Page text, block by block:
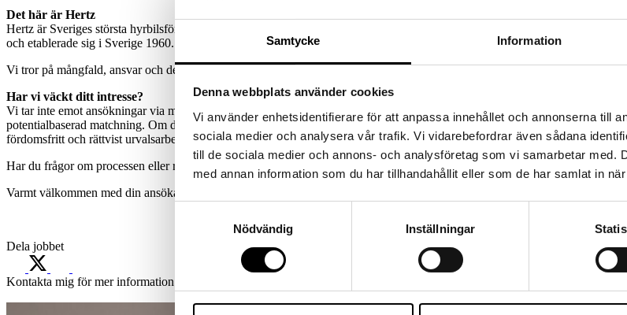
Samtycke Information
Denna webbplats använder cookies
Vi använder enhetsidentifierare för att anpassa innehållet och annonserna till
sociala medier och analysera vår trafik. Vi vidarebefordrar även sådana
till de sociala medier och annons- och analysföretag som vi samarbetar med.
med annan information som du har tillhandahållit eller som de har samlat in
Nödvändig
Inställningar
Det här är Hertz
Hertz är Sveriges största hyrbilsföretag med 220 kontor i landet och en ledande aktör inom mobilitet. Vi erbjuder allt från
och etablerade sig i Sverige 1960. Hos oss möts du av ett familjärt företag med ett starkt samhällsengagemang – vi stödjer
Vi tror på mångfald, ansvar och delaktighet. Därför kallas alla våra medarbetare för Medansvariga – med möjlighet att
Har vi väckt ditt intresse?
Vi tar inte emot ansökningar via mail, utan du söker enkelt med ditt CV eller din LinkedIn-profil på wise.se. Vi arbetar med
potentialbaserad matchning. Om du går vidare i processen kommer du inom några dagar att få genomföra två
fördomsfritt och rättvist urvalsarbete. Vill du veta mer om vårt tillvägagångssätt, läs mer här –https://www.wise.se/artiklar/
Har du frågor om processen eller rollen? Kontakta ansvarig rekryteringskonsult Oscar Dahl påoscar.dahl@wise.se
. Vi
Varmt välkommen med din ansökan!
Dela jobbet
Kontakta mig för mer information